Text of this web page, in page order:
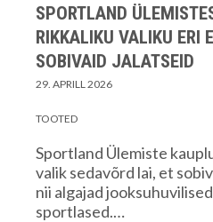
SPORTLAND
RIKKALIKU VALIKU ERI
SOBIVAID JALATSEID
29. APRILL 2026
TOOTED
Sportland Ülemiste
valik sedavõrd lai, et
nii algajad
sportlased.…